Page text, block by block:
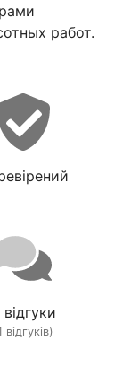
работ.
відгуків)